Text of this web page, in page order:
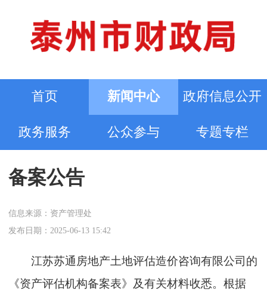
首页 新闻中心 政府信息公开
政务服务 公众参与 专题专栏
备案公告
信息来源：资产管理处
发布日期：2025-06-13 15:42
江苏苏通房地产土地评估造价咨询有限公司的
《资产评估机构备案表》及有关材料收悉。根据